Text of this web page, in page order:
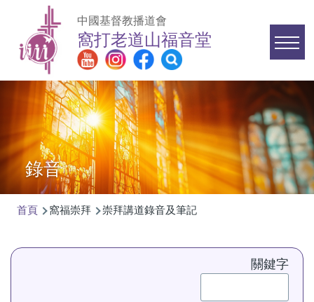
移至主內容
中國基督教播道會
窩打老道山福音堂
Main
navigation
錄音
航
首頁 窩福崇拜 崇拜講道錄音及筆記
關鍵字